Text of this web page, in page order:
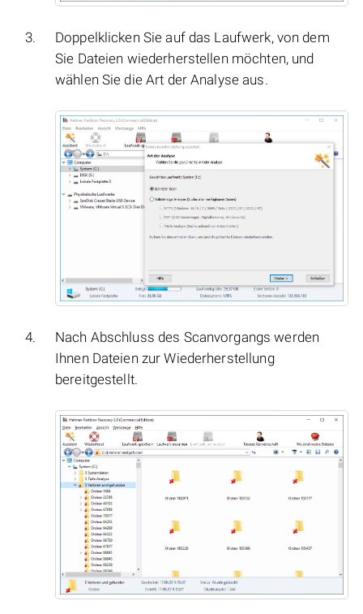
Doppelklicken Sie auf das Laufwerk, von dem
Sie Dateien wiederherstellen möchten, und
wählen Sie die Art der Analyse aus.
Nach Abschluss des Scanvorgangs werden
Ihnen Dateien zur Wiederherstellung
bereitgestellt.